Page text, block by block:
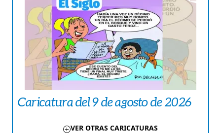
Caricatura del 9 de agosto de 2026
VER OTRAS CARICATURAS